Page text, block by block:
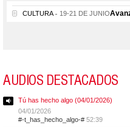
CULTURA 19-21 DE JUNIO
AUDIOS DESTACADOS
Tú has hecho algo (04/01/2026)
04/01/2026
#-t_has_hecho_algo-# 52:39